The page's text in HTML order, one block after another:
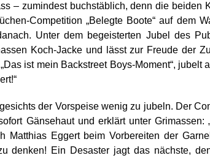
– zumindest buchstäblich, denn die beiden
Competition „Belegte Boote“ auf dem
Unter dem begeisterten Jubel des
Koch-Jacke und lässt zur Freude der
ist mein Backstreet Boys-Moment“, jubelt
der Vorspeise wenig zu jubeln. Der
Gänsehaut und erklärt unter Grimassen:
Matthias Eggert beim Vorbereiten der
denken! Ein Desaster jagt das nächste,